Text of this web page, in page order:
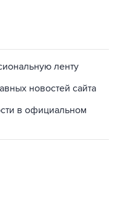
ленту
новостей сайта
в официальном